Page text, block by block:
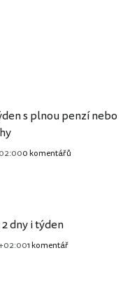
s plnou penzí nebo
0 komentářů
dny i týden
1 komentář